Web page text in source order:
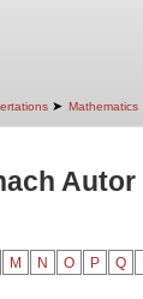
➤ Mathematics
M N O P Q